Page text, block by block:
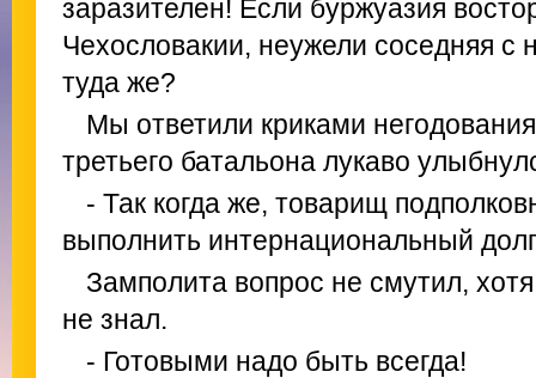
заразителен! Если буржуазия
Чехословакии, неужели соседняя с
туда же?
Мы ответили криками
третьего батальона лукаво
- Так когда же, товарищ
выполнить интернациональный
Замполита вопрос не смутил,
не знал.
- Готовыми надо быть всегда!